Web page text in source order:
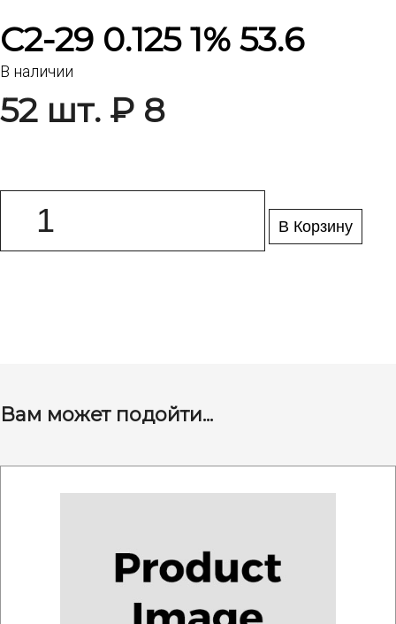
С2-29 0.125 1% 53.6
В наличии
52 шт. ₽ 8
В Корзину
Вам может подойти...